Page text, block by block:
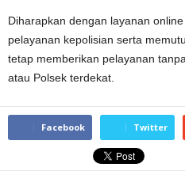
Diharapkan dengan layanan
pelayanan kepolisian serta
tetap memberikan pelayanan
atau Polsek terdekat.
Facebook Twitter